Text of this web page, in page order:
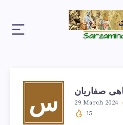
س
صفاریان
29 March 2024
15